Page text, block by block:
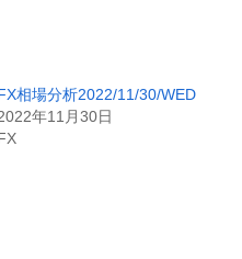
相場分析2022/11/30/WED
年11月30日